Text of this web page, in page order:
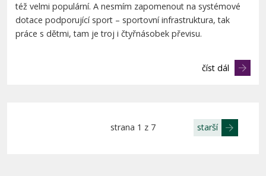
též velmi populární. A nesmím zapomenout na systémové
dotace podporující sport – sportovní infrastruktura, tak
práce s dětmi, tam je troj i čtyřnásobek převisu.
číst dál
strana 1 z 7 starší